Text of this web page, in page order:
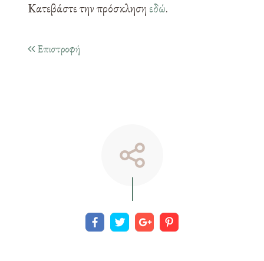
Κατεβάστε την πρόσκληση εδώ.
Επιστροφή